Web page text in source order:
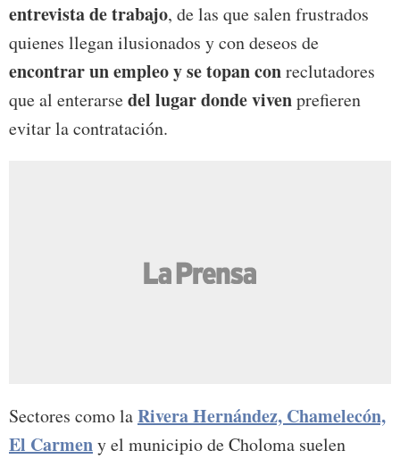
entrevista de trabajo, de las que salen frustrados
quienes llegan ilusionados y con deseos de
encontrar un empleo y se topan conreclutadores
que al enterarsedel lugar donde vivenprefieren
evitar la contratación.
Sectores como laRivera Hernández, Chamelecón,
El Carmeny el municipio de Choloma suelen